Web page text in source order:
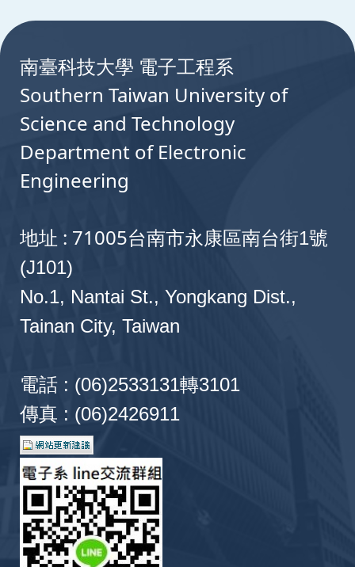
109 智慧聯網技術開發與應用人才培育計畫(第三
ID: 10912001090018-EDU
2020-01-01 ~ 2020-12-31
108
科技大學推動深耕專業技術研發及人才培育
(第二年)
2019-08-01 ~ 2020-07-31
108
108年度「生醫產業與新農業跨領域人才培
畫」-A類「生醫產業與新農業學產研鏈結人
2019-02-01 ~ 2020-01-31
2019-01-01 ~ 2019-12-31
108
青銀共創、攜手在地共築智慧高齡友善社區(
ID: 1084A001080037-EDU-7
2019-01-01 ~ 2019-12-31
108
青銀共創、攜手在地共築智慧高齡友善社區(
年)
ID: 1084A001080037-EDU-6
南臺科技大學 電子工程系
Southern Taiwan University of
Science and Technology
Department of Electronic
Engineering
地址 : 71005台南市永康區南台街1號
(J101)
No.1, Nantai St., Yongkang Dist.,
Tainan City, Taiwan
電話 : (06)2533131轉3101
傳真 : (06)2426911